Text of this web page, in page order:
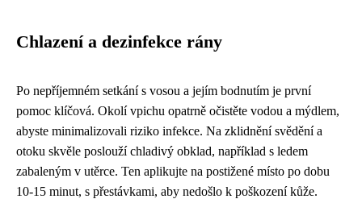
Chlazení a dezinfekce rány
Po nepříjemném setkání s vosou a jejím bodnutím je první
pomoc klíčová. Okolí vpichu opatrně očistěte vodou a mýdlem,
abyste minimalizovali riziko infekce. Na zklidnění svědění a
otoku skvěle poslouží chladivý obklad, například s ledem
zabaleným v utěrce. Ten aplikujte na postižené místo po dobu
10-15 minut, s přestávkami, aby nedošlo k poškození kůže.